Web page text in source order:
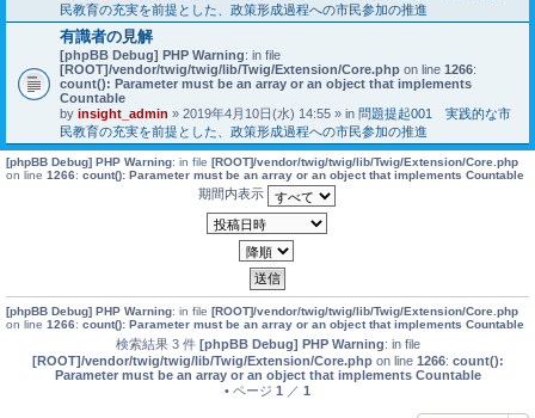
民教育の充実を前提とした、政策形成過程への市民参加の推進
有識者の見解
[phpBB Debug] PHP Warning: in file
[ROOT]/vendor/twig/twig/lib/Twig/Extension/Core.php on line 1266:
count(): Parameter must be an array or an object that implements
Countable
by insight_admin » 2019年4月10日(水) 14:55 » in 問題提起001 実践的な市
民教育の充実を前提とした、政策形成過程への市民参加の推進
[phpBB Debug] PHP Warning: in file [ROOT]/vendor/twig/twig/lib/Twig/Extension/Core.php
on line 1266: count(): Parameter must be an array or an object that implements Countable
期間内表示
[phpBB Debug] PHP Warning: in file [ROOT]/vendor/twig/twig/lib/Twig/Extension/Core.php
on line 1266: count(): Parameter must be an array or an object that implements Countable
検索結果 3 件 [phpBB Debug] PHP Warning: in file
[ROOT]/vendor/twig/twig/lib/Twig/Extension/Core.phpon line 1266: count():
Parameter must be an array or an object that implements Countable
• ページ 1 ／ 1